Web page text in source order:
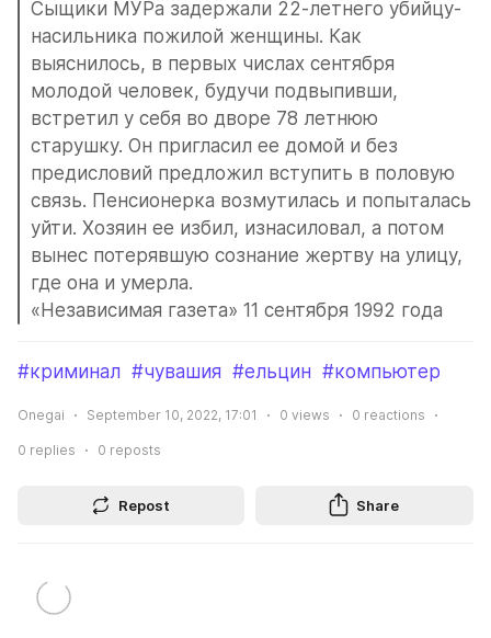
Сыщики МУРа задержали 22-летнего убийцу-
насильника пожилой женщины. Как
выяснилось, в первых числах сентября
молодой человек, будучи подвыпивши,
встретил у себя во дворе 78 летнюю
старушку. Он пригласил ее домой и без
предисловий предложил вступить в половую
связь. Пенсионерка возмутилась и попыталась
уйти. Хозяин ее избил, изнасиловал, а потом
вынес потерявшую сознание жертву на улицу,
где она и умерла.
«Независимая газета» 11 сентября 1992 года
#криминал #чувашия #ельцин #компьютер
Onegai September 10, 2022, 17:01 0 views 0 reactions
0 replies 0 reposts
Repost Share